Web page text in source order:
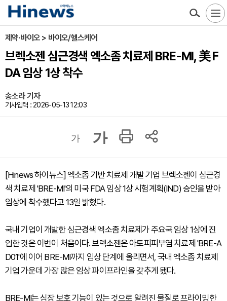
제약·바이오 > 바이오/헬스케어
브렉소젠 심근경색 엑소좀 치료제 BRE-MI, 美 F
DA 임상 1상 착수
송소라 기자
기사입력 : 2026-05-13 12:03
가 가
[Hinews 하이뉴스] 엑소좀 기반 치료제 개발 기업 브렉소젠이 심근경
색 치료제 'BRE-MI'의 미국 FDA 임상 1상 시험계획(IND) 승인을 받아
임상에 착수했다고 13일 밝혔다.
국내 기업이 개발한 심근경색 엑소좀 치료제가 주요국 임상 1상에 진
입한 것은 이번이 처음이다. 브렉소젠은 아토피피부염 치료제 'BRE-A
D01'에 이어 BRE-MI까지 임상 단계에 올리면서, 국내 엑소좀 치료제
기업 가운데 가장 많은 임상 파이프라인을 갖추게 됐다.
BRE-MI는 심장 보호 기능이 있는 것으로 알려진 물질로 프라이밍한